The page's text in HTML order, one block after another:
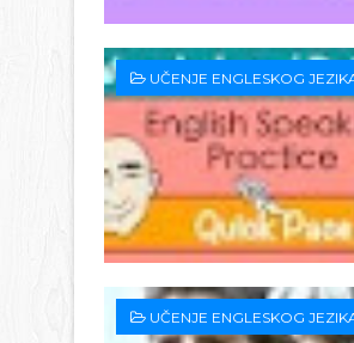
UČENJE ENGLESKOG
UČENJE ENGLESKOG